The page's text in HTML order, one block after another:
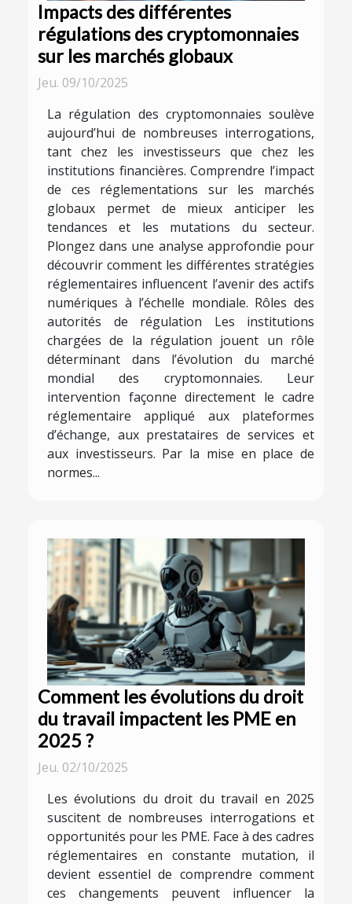
Impacts des différentes
régulations des cryptomonnaies
sur les marchés globaux
Jeu. 09/10/2025
La régulation des cryptomonnaies soulève
aujourd’hui de nombreuses interrogations,
tant chez les investisseurs que chez les
institutions financières. Comprendre l’impact
de ces réglementations sur les marchés
globaux permet de mieux anticiper les
tendances et les mutations du secteur.
Plongez dans une analyse approfondie pour
découvrir comment les différentes stratégies
réglementaires influencent l’avenir des actifs
numériques à l’échelle mondiale. Rôles des
autorités de régulation Les institutions
chargées de la régulation jouent un rôle
déterminant dans l’évolution du marché
mondial des cryptomonnaies. Leur
intervention façonne directement le cadre
réglementaire appliqué aux plateformes
d’échange, aux prestataires de services et
aux investisseurs. Par la mise en place de
normes...
Comment les évolutions du droit
du travail impactent les PME en
2025 ?
Jeu. 02/10/2025
Les évolutions du droit du travail en 2025
suscitent de nombreuses interrogations et
opportunités pour les PME. Face à des cadres
réglementaires en constante mutation, il
devient essentiel de comprendre comment
ces changements peuvent influencer la